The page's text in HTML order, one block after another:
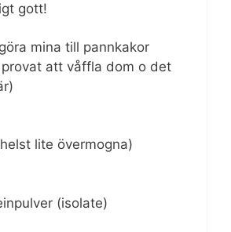
gott!
mina till pannkakor
att våffla dom o det
lite övermogna)
(isolate)